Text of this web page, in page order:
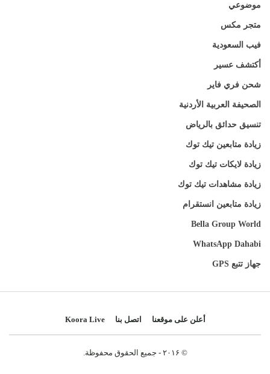
موضوعي
متجر مكس
فيب السعودية
أكتشف عسير
شحن فري فاير
الصحيفة العربية الأردنية
تنسيق حدائق بالرياض
زيادة متابعين تيك توك
زيادة لايكات تيك توك
زيادة مشاهدات تيك توك
زيادة متابعين انستقرام
Bella Group World
WhatsApp Dahabi
جهاز تتبع GPS
أعلن على موقعنا اتصل بنا Koora Live
© ۲۰۱۶ - جميع الحقوق محفوظة.